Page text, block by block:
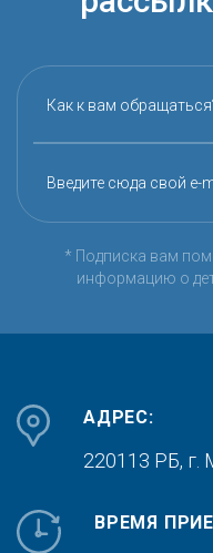
Как к вам
Введите сюда свой e-
* Подписка вам
информацию о
АДРЕС:
220113 РБ, г.
ВРЕМЯ